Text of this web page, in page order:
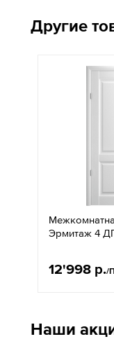
Другие
Эрмитаж 4
12'998 р./
Наши